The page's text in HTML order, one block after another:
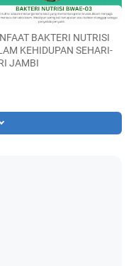
BAKTERI NUTRISI
KEHIDUPAN SEHARI-
JAMBI